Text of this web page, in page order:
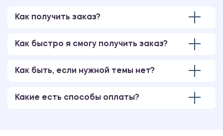
Как получить заказ?
Как быстро я смогу получить заказ?
Как быть, если нужной темы нет?
Какие есть способы оплаты?